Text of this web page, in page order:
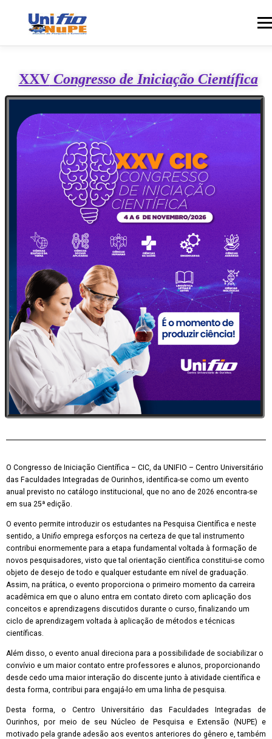
CERTIFICADO MODELOS REGULAMENTO
EDIÇÕES ANTERIORES LOCALIZAÇÃO
XXVCongresso de Iniciação Científica
O Congresso de Iniciação Científica – CIC, da UNIFIO – Centro Universitário
das Faculdades Integradas de Ourinhos, identifica-se como um evento
anual previsto no catálogo institucional, que no ano de 2026 encontra-se
em sua 25ª edição.
O evento permite introduzir os estudantes na Pesquisa Científica e neste
sentido, a Unifio emprega esforços na certeza de que tal instrumento
contribui enormemente para a etapa fundamental voltada à formação de
novos pesquisadores, visto que tal orientação científica constitui-se como
objeto de desejo de todo e qualquer estudante em nível de graduação.
Assim, na prática, o evento proporciona o primeiro momento da carreira
acadêmica em que o aluno entra em contato direto com aplicação dos
conceitos e aprendizagens discutidos durante o curso, finalizando um
ciclo de aprendizagem voltada à aplicação de métodos e técnicas
científicas.
Além disso, o evento anual direciona para a possibilidade de sociabilizar o
convívio e um maior contato entre professores e alunos, proporcionando
desde cedo uma maior interação do discente junto à atividade científica e
desta forma, contribui para engajá-lo em uma linha de pesquisa.
Desta forma, o Centro Universitário das Faculdades Integradas de
Ourinhos, por meio de seu Núcleo de Pesquisa e Extensão (NUPE) e
motivado pela grande adesão aos eventos anteriores do gênero e, também